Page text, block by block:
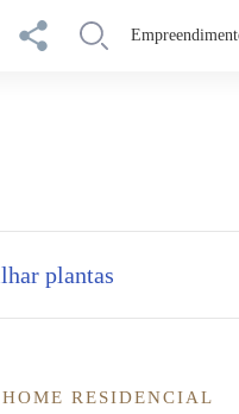
plantas
RESIDENCIAL